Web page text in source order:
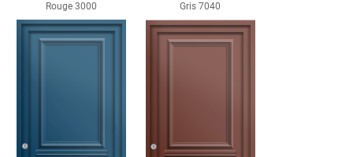
Rouge 3000 Gris 7040